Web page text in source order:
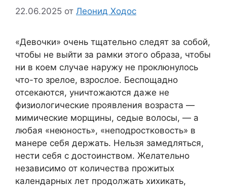
22.06.2025 от Леонид Ходос
«Девочки» очень тщательно следят за собой,
чтобы не выйти за рамки этого образа, чтобы
ни в коем случае наружу не проклюнулось
что-то зрелое, взрослое. Беспощадно
отсекаются, уничтожаются даже не
физиологические проявления возраста —
мимические морщины, седые волосы, — а
любая «неюность», «неподростковость» в
манере себя держать. Нельзя замедляться,
нести себя с достоинством. Желательно
независимо от количества прожитых
календарных лет продолжать хихикать,